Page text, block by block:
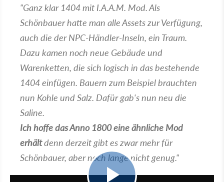
"Ganz klar 1404 mit I.A.A.M. Mod. Als
Schönbauer hatte man alle Assets zur Verfügung,
auch die der NPC-Händler-Inseln, ein Traum.
Dazu kamen noch neue Gebäude und
Warenketten, die sich logisch in das bestehende
1404 einfügen. Bauern zum Beispiel brauchten
nun Kohle und Salz. Dafür gab's nun neu die
Saline.
Ich hoffe das Anno 1800 eine ähnliche Mod
erhältdenn derzeit gibt es zwar mehr für
Schönbauer, aber noch lange nicht genug."